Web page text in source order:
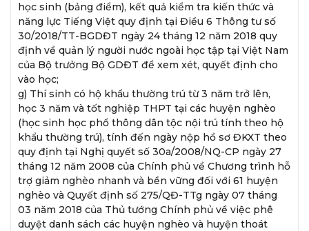
học sinh (bảng điểm), kết quả kiểm tra kiến thức và
năng lực Tiếng Việt quy định tại Điều 6 Thông tư số
30/2018/TT-BGDĐT ngày 24 tháng 12 năm 2018 quy
định về quản lý người nước ngoài học tập tại Việt Nam
của Bộ trưởng Bộ GDĐT để xem xét, quyết định cho
vào học;
g) Thí sinh có hộ khẩu thường trú từ 3 năm trở lên,
học 3 năm và tốt nghiệp THPT tại các huyện nghèo
(học sinh học phổ thông dân tộc nội trú tính theo hộ
khẩu thường trú), tính đến ngày nộp hồ sơ ĐKXT theo
quy định tại Nghị quyết số 30a/2008/NQ-CP ngày 27
tháng 12 năm 2008 của Chính phủ về Chương trình hỗ
trợ giảm nghèo nhanh và bền vững đối với 61 huyện
nghèo và Quyết định số 275/QĐ-TTg ngày 07 tháng
03 năm 2018 của Thủ tướng Chính phủ về việc phê
duyệt danh sách các huyện nghèo và huyện thoát